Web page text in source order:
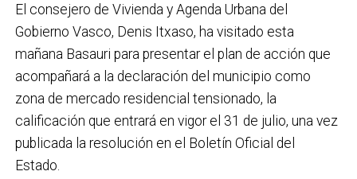
régimen de autoconsumo, que hacen de Basauri un
municipio más sostenible y preparado para el futuro.
En ese sentido, estamos trabajando en acciones de
clima y energía, entre las que destacan el diseño de
una red de refugios climáticos, junto con un Plan de
Actuación ante Episodios de Altas Temperaturas,
como las que recientemente hemos sufrido.
El consejero de Vivienda y Agenda Urbana del
Gobierno Vasco, Denis Itxaso, ha visitado esta
mañana Basauri para presentar el plan de acción que
acompañará a la declaración del municipio como
zona de mercado residencial tensionado, la
calificación que entrará en vigor el 31 de julio, una vez
publicada la resolución en el Boletín Oficial del
Estado.